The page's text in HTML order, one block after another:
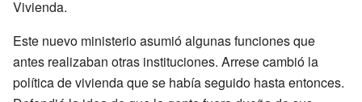
Vivienda.
Este nuevo ministerio asumió algunas funciones que
antes realizaban otras instituciones. Arrese cambió la
política de vivienda que se había seguido hasta entonces.